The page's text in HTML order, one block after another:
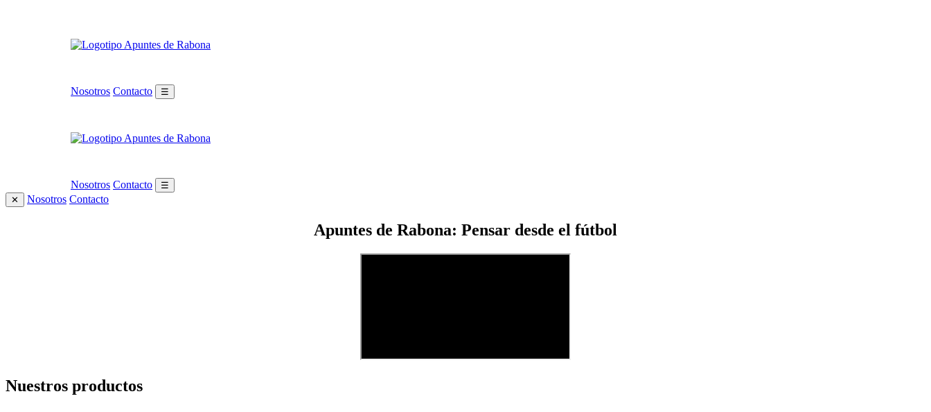
Nosotros Contacto ☰
Nosotros Contacto
☰
✕
Nosotros Contacto
Apuntes de Rabona: Pensar desde el fútbol
Nuestros productos